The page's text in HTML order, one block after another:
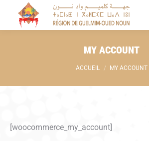
MY ACCOUNT
Vous êtes ici :
ACCUEIL MY ACCOUNT
[woocommerce_my_account]